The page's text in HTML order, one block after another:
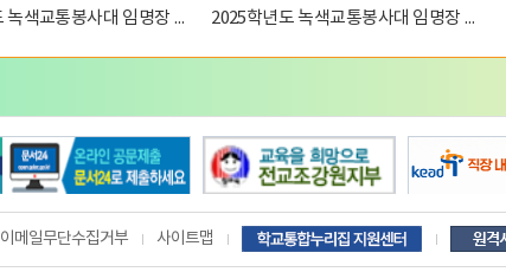
2026학년도 녹색교통봉사대 임명장 수여식 2025학년도 녹색교통봉사대 임명장 수여식
이메일무단수집거부 사이트맵